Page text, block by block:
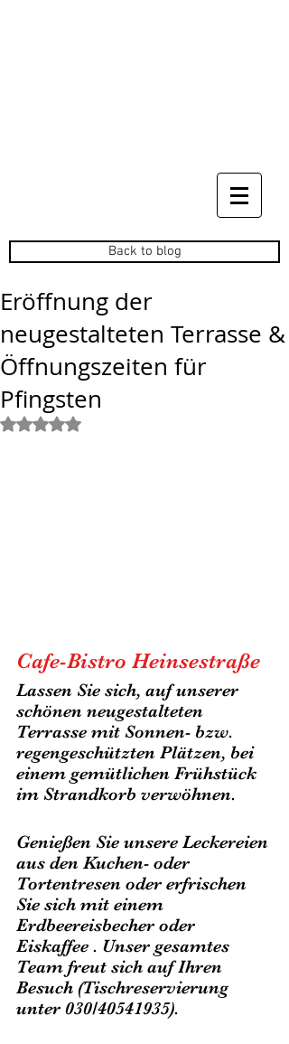
Back to blog
Eröffnung der
neugestalteten Terrasse &
Öffnungszeiten für
Pfingsten
Mit NaN von 5 Sternen bewertet.
Cafe-Bistro Heinsestraße
Lassen Sie sich, auf unserer
schönen neugestalteten
Terrasse mit Sonnen- bzw.
regengeschützten Plätzen, bei
einem gemütlichen Frühstück
im Strandkorb verwöhnen.
Genießen Sie unsere Leckereien
aus den Kuchen- oder
Tortentresen oder erfrischen
Sie sich mit einem
Erdbeereisbecher oder
Eiskaffee . Unser gesamtes
Team freut sich auf Ihren
Besuch (Tischreservierung
unter 030/40541935).